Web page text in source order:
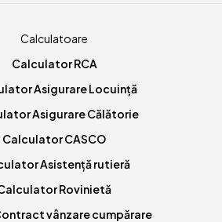
Calculatoare
Calculator RCA
Asigurare Locuință
Asigurare Călătorie
Calculator CASCO
Asistență rutieră
Rovinietă
vânzare cumpărare